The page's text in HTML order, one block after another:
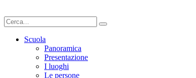
Scuola
Panoramica
Presentazione
I luoghi
Le persone